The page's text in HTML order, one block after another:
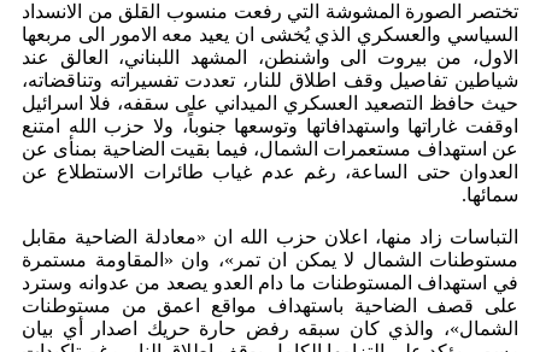
تختصر الصورة المشوشة التي رفعت منسوب القلق من الانسداد
السياسي والعسكري الذي يُخشى ان يعيد معه الامور الى مربعها
الاول، من بيروت الى واشنطن، المشهد اللبناني، العالق عند
شياطين تفاصيل وقف اطلاق للنار، تعددت تفسيراته وتناقضاته،
حيث حافظ التصعيد العسكري الميداني على سقفه، فلا اسرائيل
اوقفت غاراتها واستهدافاتها وتوسعها جنوباً، ولا حزب الله امتنع
عن استهداف مستعمرات الشمال، فيما بقيت الضاحية بمنأى عن
العدوان حتى الساعة، رغم عدم غياب طائرات الاستطلاع عن
سمائها.
التباسات زاد منها، اعلان حزب الله ان «معادلة الضاحية مقابل
مستوطنات الشمال لا يمكن ان تمر»، وان «المقاومة مستمرة
في استهداف المستوطنات ما دام العدو يصعد من عدوانه وسترد
على قصف الضاحية باستهداف مواقع اعمق من مستوطنات
الشمال»، والذي كان سبقه رفض حارة حريك اصدار أي بيان